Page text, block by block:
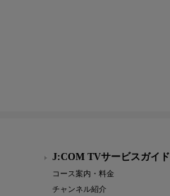
J:COM TVサービスガイド
コース案内・料金
チャンネル紹介